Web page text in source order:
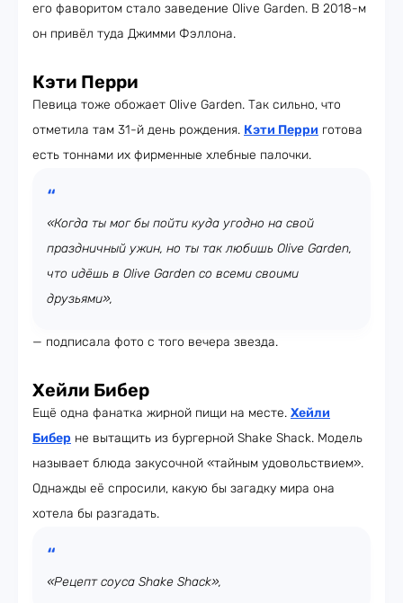
его фаворитом стало заведение Olive Garden. В 2018-м
он привёл туда Джимми Фэллона.
Кэти Перри
Певица тоже обожает Olive Garden. Так сильно, что
отметила там 31-й день рождения. Кэти Перри готова
есть тоннами их фирменные хлебные палочки.
«Когда ты мог бы пойти куда угодно на свой
праздничный ужин, но ты так любишь Olive Garden,
что идёшь в Olive Garden со всеми своими
друзьями»,
— подписала фото с того вечера звезда.
Хейли Бибер
Ещё одна фанатка жирной пищи на месте. Хейли
Бибер не вытащить из бургерной Shake Shack. Модель
называет блюда закусочной «тайным удовольствием».
Однажды её спросили, какую бы загадку мира она
хотела бы разгадать.
«Рецепт соуса Shake Shack»,